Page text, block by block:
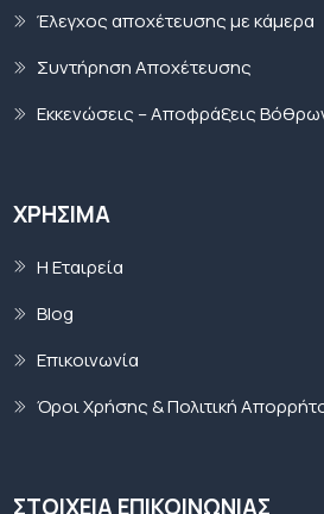
Έλεγχος αποχέτευσης με κάμερα
Συντήρηση Αποχέτευσης
Εκκενώσεις – Αποφράξεις
ΧΡΉΣΙΜΑ
Η Εταιρεία
Blog
Επικοινωνία
Όροι Χρήσης & Πολιτική
ΣΤΟΙΧΕΙΑ ΕΠΙΚΟΙΝΩΝΙΑΣ